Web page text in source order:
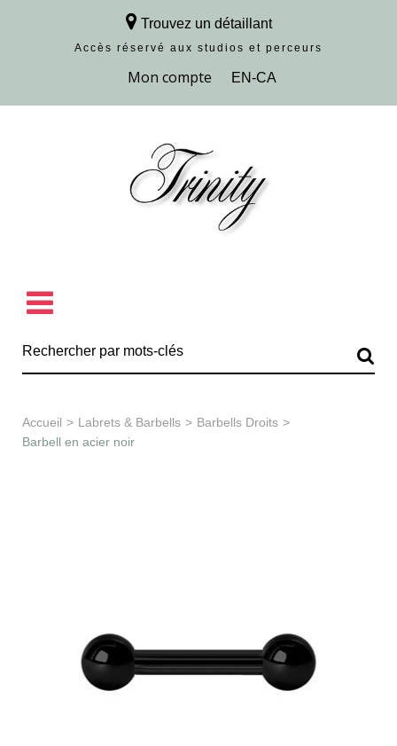
Trouvez un détaillant
Accès réservé aux studios et perceurs
Découvrir la collection
Accueil > Labrets & Barbells > Barbells Droits >
Barbell en acier noir